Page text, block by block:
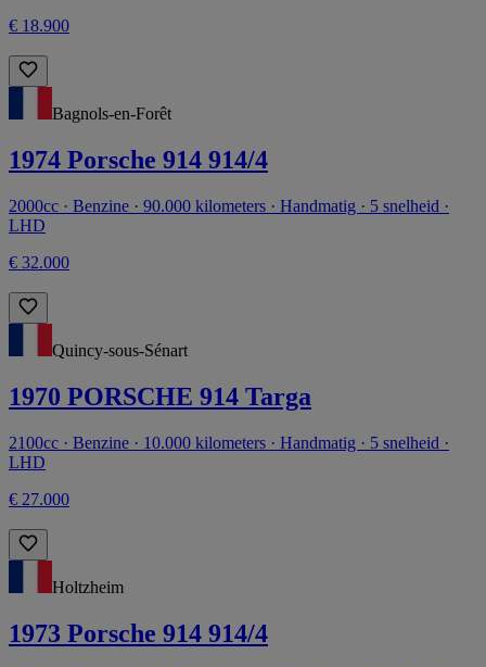
€ 18.900
Bagnols-en-Forêt
1974 Porsche 914 914/4
2000cc · Benzine · 90.000 kilometers · Handmatig · 5 snelheid ·
LHD
€ 32.000
Quincy-sous-Sénart
1970 PORSCHE 914 Targa
2100cc · Benzine · 10.000 kilometers · Handmatig · 5 snelheid ·
LHD
€ 27.000
Holtzheim
1973 Porsche 914 914/4